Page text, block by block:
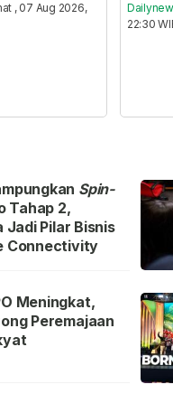
, 07 Aug 2026,
22:30
Spin-
Tahap 2,
Jadi Pilar Bisnis
Connectivity
Meningkat,
Peremajaan